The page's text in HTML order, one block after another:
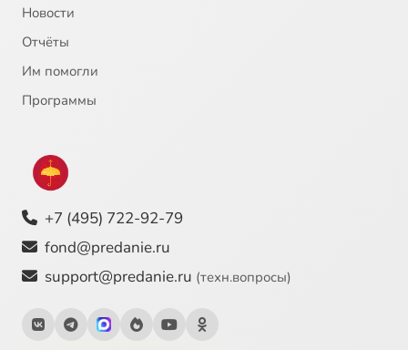
Новости
Отчёты
Им помогли
Программы
+7 (495) 722-92-79
fond@predanie.ru
support@predanie.ru (техн.вопросы)